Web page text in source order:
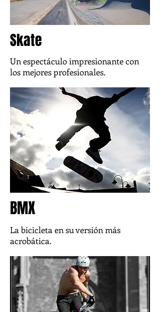
Skate
Un espectáculo impresionante con
los mejores profesionales.
BMX
La bicicleta en su versión más
acrobática.